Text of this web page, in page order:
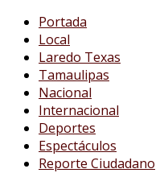
Portada
Local
Laredo Texas
Tamaulipas
Nacional
Internacional
Deportes
Espectáculos
Reporte Ciudadano